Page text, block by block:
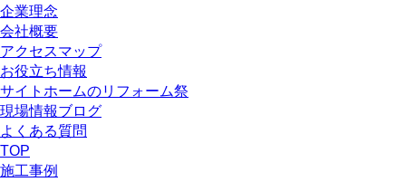
企業理念
会社概要
アクセスマップ
お役立ち情報
サイトホームのリフォーム祭
現場情報ブログ
よくある質問
TOP
施工事例